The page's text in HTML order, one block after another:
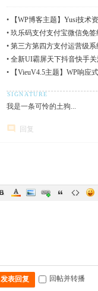
• 【WP博客主题】Yusi技术
• 玖乐码支付支付宝微信免
• 第三方第四方支付运营级
• 全新UI霸屏天下抖音快手
•
【VieuV4.5主题】WP响应
我是一条可怜的土狗...
回复
发表回复 回帖并转播